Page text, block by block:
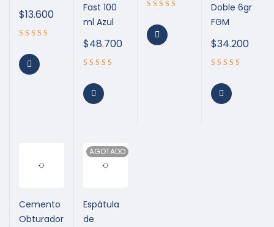
$13.600
Fast 100
ml Azul
$48.700
Doble 6gr
FGM
$34.200
Cemento
Obturador
AGOTADO
Espátula
de